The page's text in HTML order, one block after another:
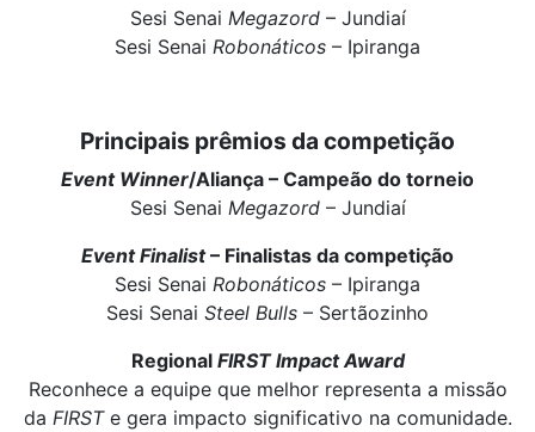
Sesi Senai Megazord – Jundiaí
Sesi Senai Robonáticos – Ipiranga
Principais prêmios da competição
Event Winner/Aliança – Campeão do torneio
Sesi Senai Megazord– Jundiaí
Event Finalist– Finalistas da competição
Sesi Senai Robonáticos – Ipiranga
Sesi Senai Steel Bulls – Sertãozinho
Regional FIRST Impact Award
Reconhece a equipe que melhor representa a missão
da FIRSTe gera impacto significativo na comunidade.